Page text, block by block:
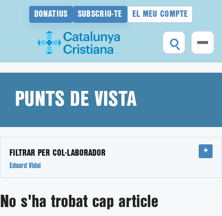
DONATIUS SUBSCRIU-TE EL MEU COMPTE
contingutPUNTS DE VISTA
FILTRAR PER COL·LABORADOR
Eduard Vidal
No s'ha trobat cap article